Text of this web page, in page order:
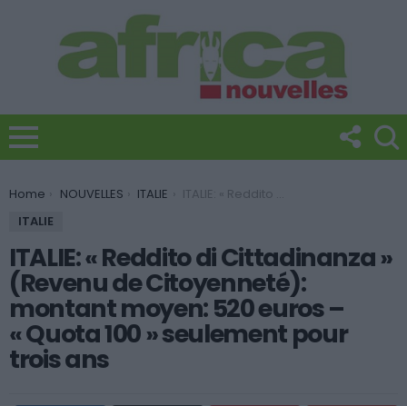
You are here:
Home NOUVELLES ITALIE
ITALIE: « Reddito di Cittadinanza » (Revenu de Citoyenneté): montant moyen: 520 euros – « Quota 100 » seulement pour trois ans
ITALIE
ITALIE: « Reddito di Cittadinanza »
(Revenu de Citoyenneté):
montant moyen: 520 euros –
« Quota 100 » seulement pour
trois ans